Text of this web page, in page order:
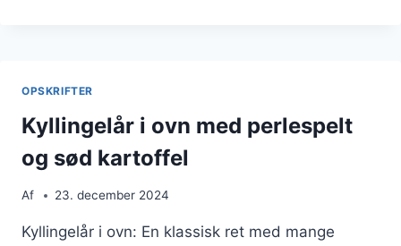
OPSKRIFTER
Kyllingelår i ovn med perlespelt
og sød kartoffel
Af 23. december 2024
Kyllingelår i ovn: En klassisk ret med mange